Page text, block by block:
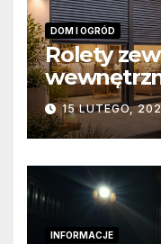
DOM I OGRÓD
Rolety
różnice
15 LUTEGO,
INFORMACJE